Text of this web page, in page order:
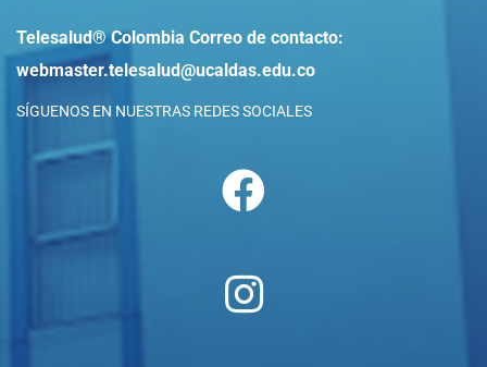
Telesalud® Colombia Correo de contacto:
webmaster.telesalud@ucaldas.edu.co
SÍGUENOS EN NUESTRAS REDES SOCIALES